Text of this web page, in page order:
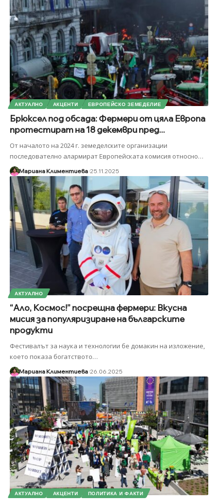
АКТУАЛНО АКЦЕНТИ ЕВРОПЕЙСКО ЗЕМЕДЕЛИЕ
Брюксел под обсада: Фермери от цяла Европа
протестират на 18 декември пред...
От началото на 2024 г. земеделските организации
последователно алармират Европейската комисия относно…
Мариана Климентиева 25.11.2025
АКТУАЛНО
“Ало, Космос!” посрещна фермери: Вкусна
мисия за популяризиране на българските
продукти
Фестивалът за наука и технологии бе домакин на изложение,
което показа богатството…
Мариана Климентиева 26.06.2025
АКТУАЛНО АКЦЕНТИ ПОЛИТИКА И ФАКТИ